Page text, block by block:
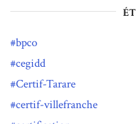
bpco
cegidd
Certif-Tarare
certif-villefranche